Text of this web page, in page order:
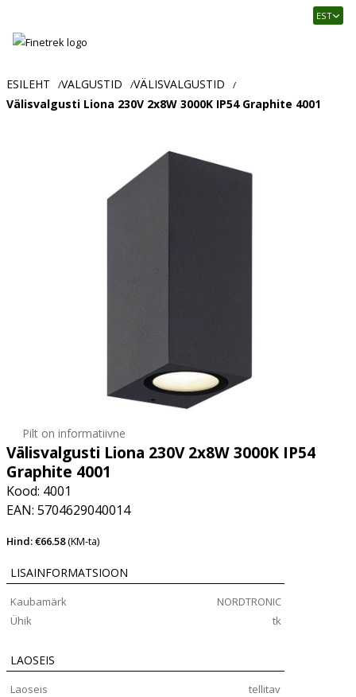
Usaldusväärne
ja
tööstusautomaatika
EST
ESILEHT /VALGUSTID /VÄLISVALGUSTID /
Välisvalgusti Liona 230V 2x8W 3000K IP54 Graphite 4001
Pilt on informatiivne
Välisvalgusti Liona 230V 2x8W 3000K IP54
Graphite 4001
Kood: 4001
EAN: 5704629040014
Hind: €66.58(KM-ta)
LISAINFORMATSIOON
Kaubamärk
NORDTRONIC
Ühik
tk
LAOSEIS
Laoseis tellitav